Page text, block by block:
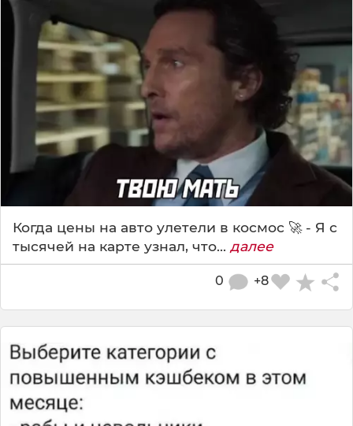
Когда цены на авто улетели в космос 🚀 - Я с
тысячей на карте узнал, что... далее
+8
0